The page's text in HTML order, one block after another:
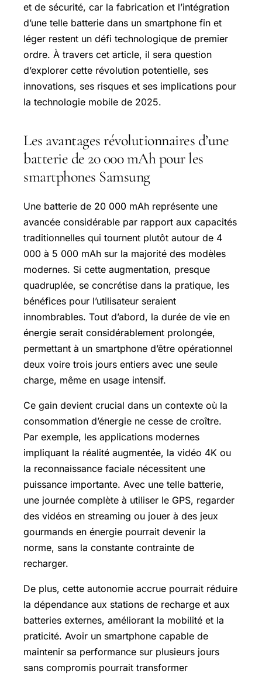
et de sécurité, car la fabrication et l’intégration
d’une telle batterie dans un smartphone fin et
léger restent un défi technologique de premier
ordre. À travers cet article, il sera question
d’explorer cette révolution potentielle, ses
innovations, ses risques et ses implications pour
la technologie mobile de 2025.
Les avantages révolutionnaires d’une
batterie de 20 000 mAh pour les
smartphones Samsung
Une batterie de 20 000 mAh représente une
avancée considérable par rapport aux capacités
traditionnelles qui tournent plutôt autour de 4
000 à 5 000 mAh sur la majorité des modèles
modernes. Si cette augmentation, presque
quadruplée, se concrétise dans la pratique, les
bénéfices pour l’utilisateur seraient
innombrables. Tout d’abord, la durée de vie en
énergie serait considérablement prolongée,
permettant à un smartphone d’être opérationnel
deux voire trois jours entiers avec une seule
charge, même en usage intensif.
Ce gain devient crucial dans un contexte où la
consommation d’énergie ne cesse de croître.
Par exemple, les applications modernes
impliquant la réalité augmentée, la vidéo 4K ou
la reconnaissance faciale nécessitent une
puissance importante. Avec une telle batterie,
une journée complète à utiliser le GPS, regarder
des vidéos en streaming ou jouer à des jeux
gourmands en énergie pourrait devenir la
norme, sans la constante contrainte de
recharger.
De plus, cette autonomie accrue pourrait réduire
la dépendance aux stations de recharge et aux
batteries externes, améliorant la mobilité et la
praticité. Avoir un smartphone capable de
maintenir sa performance sur plusieurs jours
sans compromis pourrait transformer